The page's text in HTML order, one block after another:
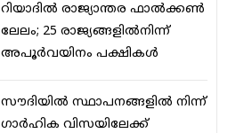
റിയാദില്‍ രാജ്യാന്തര ഫാല്‍ക്കണ്‍
ലേലം; 25 രാജ്യങ്ങളില്‍നിന്ന്
അപൂര്‍വയിനം പക്ഷികള്‍
സൗദിയില്‍ സ്ഥാപനങ്ങളില്‍ നിന്ന്
ഗാര്‍ഹിക വിസയിലേക്ക്